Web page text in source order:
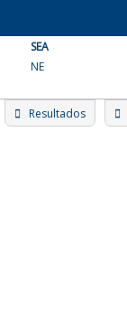
content
SEA
NE
Resultados